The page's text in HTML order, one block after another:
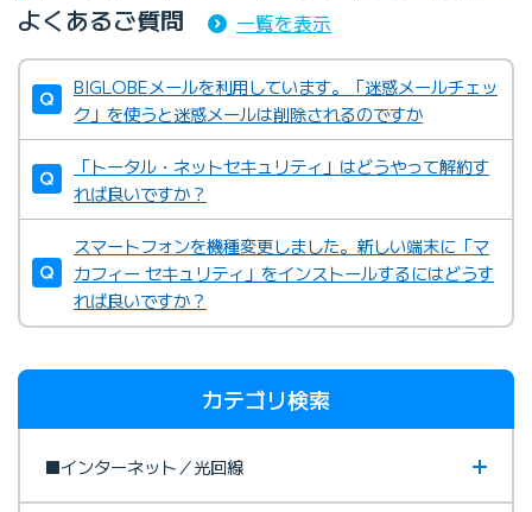
よくあるご質問
一覧を表示
BIGLOBEメールを利用しています。「迷惑メールチェッ
ク」を使うと迷惑メールは削除されるのですか
「トータル・ネットセキュリティ」はどうやって解約す
れば良いですか？
スマートフォンを機種変更しました。新しい端末に「マ
カフィー セキュリティ」をインストールするにはどうす
れば良いですか？
カテゴリ検索
■インターネット／光回線